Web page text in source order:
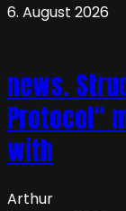
6. August 2026
news.
Protocol“
with
Arthur